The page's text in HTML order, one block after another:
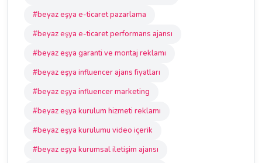
#beyaz eşya e-ticaret pazarlama
#beyaz eşya e-ticaret performans ajansı
#beyaz eşya garanti ve montaj reklamı
#beyaz eşya influencer ajans fiyatları
#beyaz eşya influencer marketing
#beyaz eşya kurulum hizmeti reklamı
#beyaz eşya kurulumu video içerik
#beyaz eşya kurumsal iletişim ajansı